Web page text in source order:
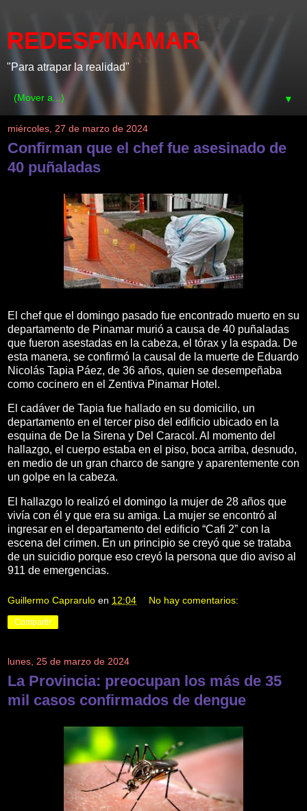
REDESPINAMAR
"Para atrapar la realidad"
▼
miércoles, 27 de marzo de 2024
Confirman que el chef fue asesinado de
40 puñaladas
El chef que el domingo pasado fue encontrado muerto en su
departamento de Pinamar murió a causa de 40 puñaladas
que fueron asestadas en la cabeza, el tórax y la espada. De
esta manera, se confirmó la causal de la muerte de Eduardo
Nicolás Tapia Páez, de 36 años, quien se desempeñaba
como cocinero en el Zentiva Pinamar Hotel.
El cadáver de Tapia fue hallado en su domicilio, un
departamento en el tercer piso del edificio ubicado en la
esquina de De la Sirena y Del Caracol. Al momento del
hallazgo, el cuerpo estaba en el piso, boca arriba, desnudo,
en medio de un gran charco de sangre y aparentemente con
un golpe en la cabeza.
El hallazgo lo realizó el domingo la mujer de 28 años que
vivía con él y que era su amiga. La mujer se encontró al
ingresar en el departamento del edificio “Cafi 2” con la
escena del crimen. En un principio se creyó que se trataba
de un suicidio porque eso creyó la persona que dio aviso al
911 de emergencias.
Guillermo Caprarulo en 12:04 No hay comentarios:
Compartir
lunes, 25 de marzo de 2024
La Provincia: preocupan los más de 35
mil casos confirmados de dengue